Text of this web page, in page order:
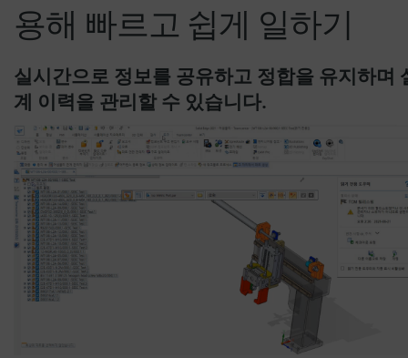
용해 빠르고 쉽게 일하기
실시간으로 정보를 공유하고 정합을 유지하며
계 이력을 관리할 수 있습니다.